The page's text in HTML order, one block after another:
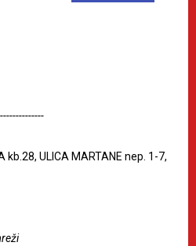
kb.28, ULICA MARTANE nep. 1-7,